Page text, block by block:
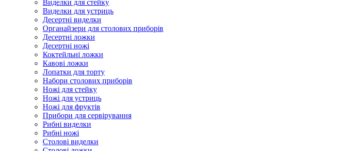
Виделки для стейку
Виделки для устриць
Десертні виделки
Органайзери для столових приборів
Десертні ложки
Десертні ножі
Коктейльні ложки
Кавові ложки
Лопатки для торту
Набори столових приборів
Ножі для стейку
Ножі для устриць
Ножі для фруктів
Прибори для сервірування
Рибні виделки
Рибні ножі
Столові виделки